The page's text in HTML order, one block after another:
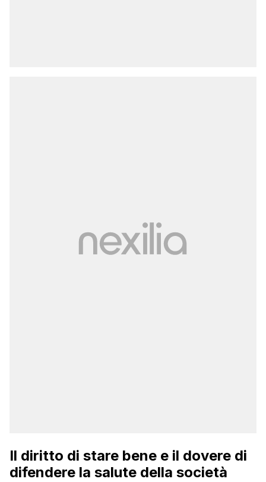
Il diritto di stare bene e il dovere di
difendere la salute della società